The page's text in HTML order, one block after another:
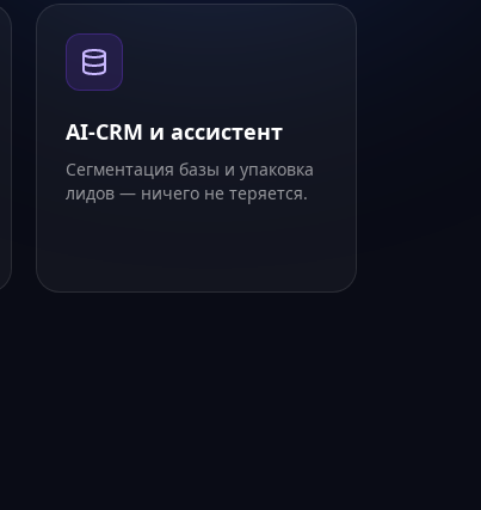
AI-CRM и ассистент
Сегментация базы и упаковка
лидов — ничего не теряется.